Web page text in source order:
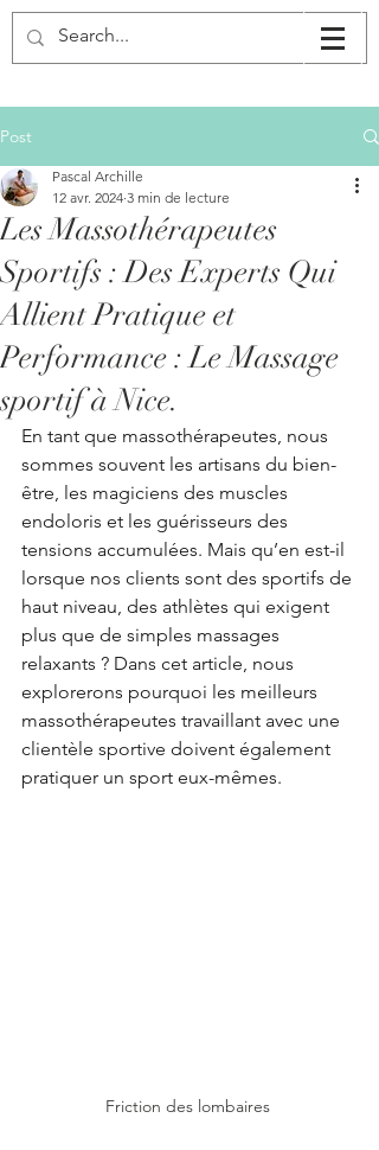
Post
Les Massothérapeutes
Sportifs : Des Experts Qui
Allient Pratique et
Performance : Le Massage
sportif à Nice.
Pascal Archille
12 avr. 2024 3 min de lecture
En tant que massothérapeutes, nous
sommes souvent les artisans du bien-
être, les magiciens des muscles
endoloris et les guérisseurs des
tensions accumulées. Mais qu’en est-il
lorsque nos clients sont des sportifs de
haut niveau, des athlètes qui exigent
plus que de simples massages
relaxants ? Dans cet article, nous
explorerons pourquoi les meilleurs
massothérapeutes travaillant avec une
clientèle sportive doivent également
pratiquer un sport eux-mêmes.
Friction des lombaires